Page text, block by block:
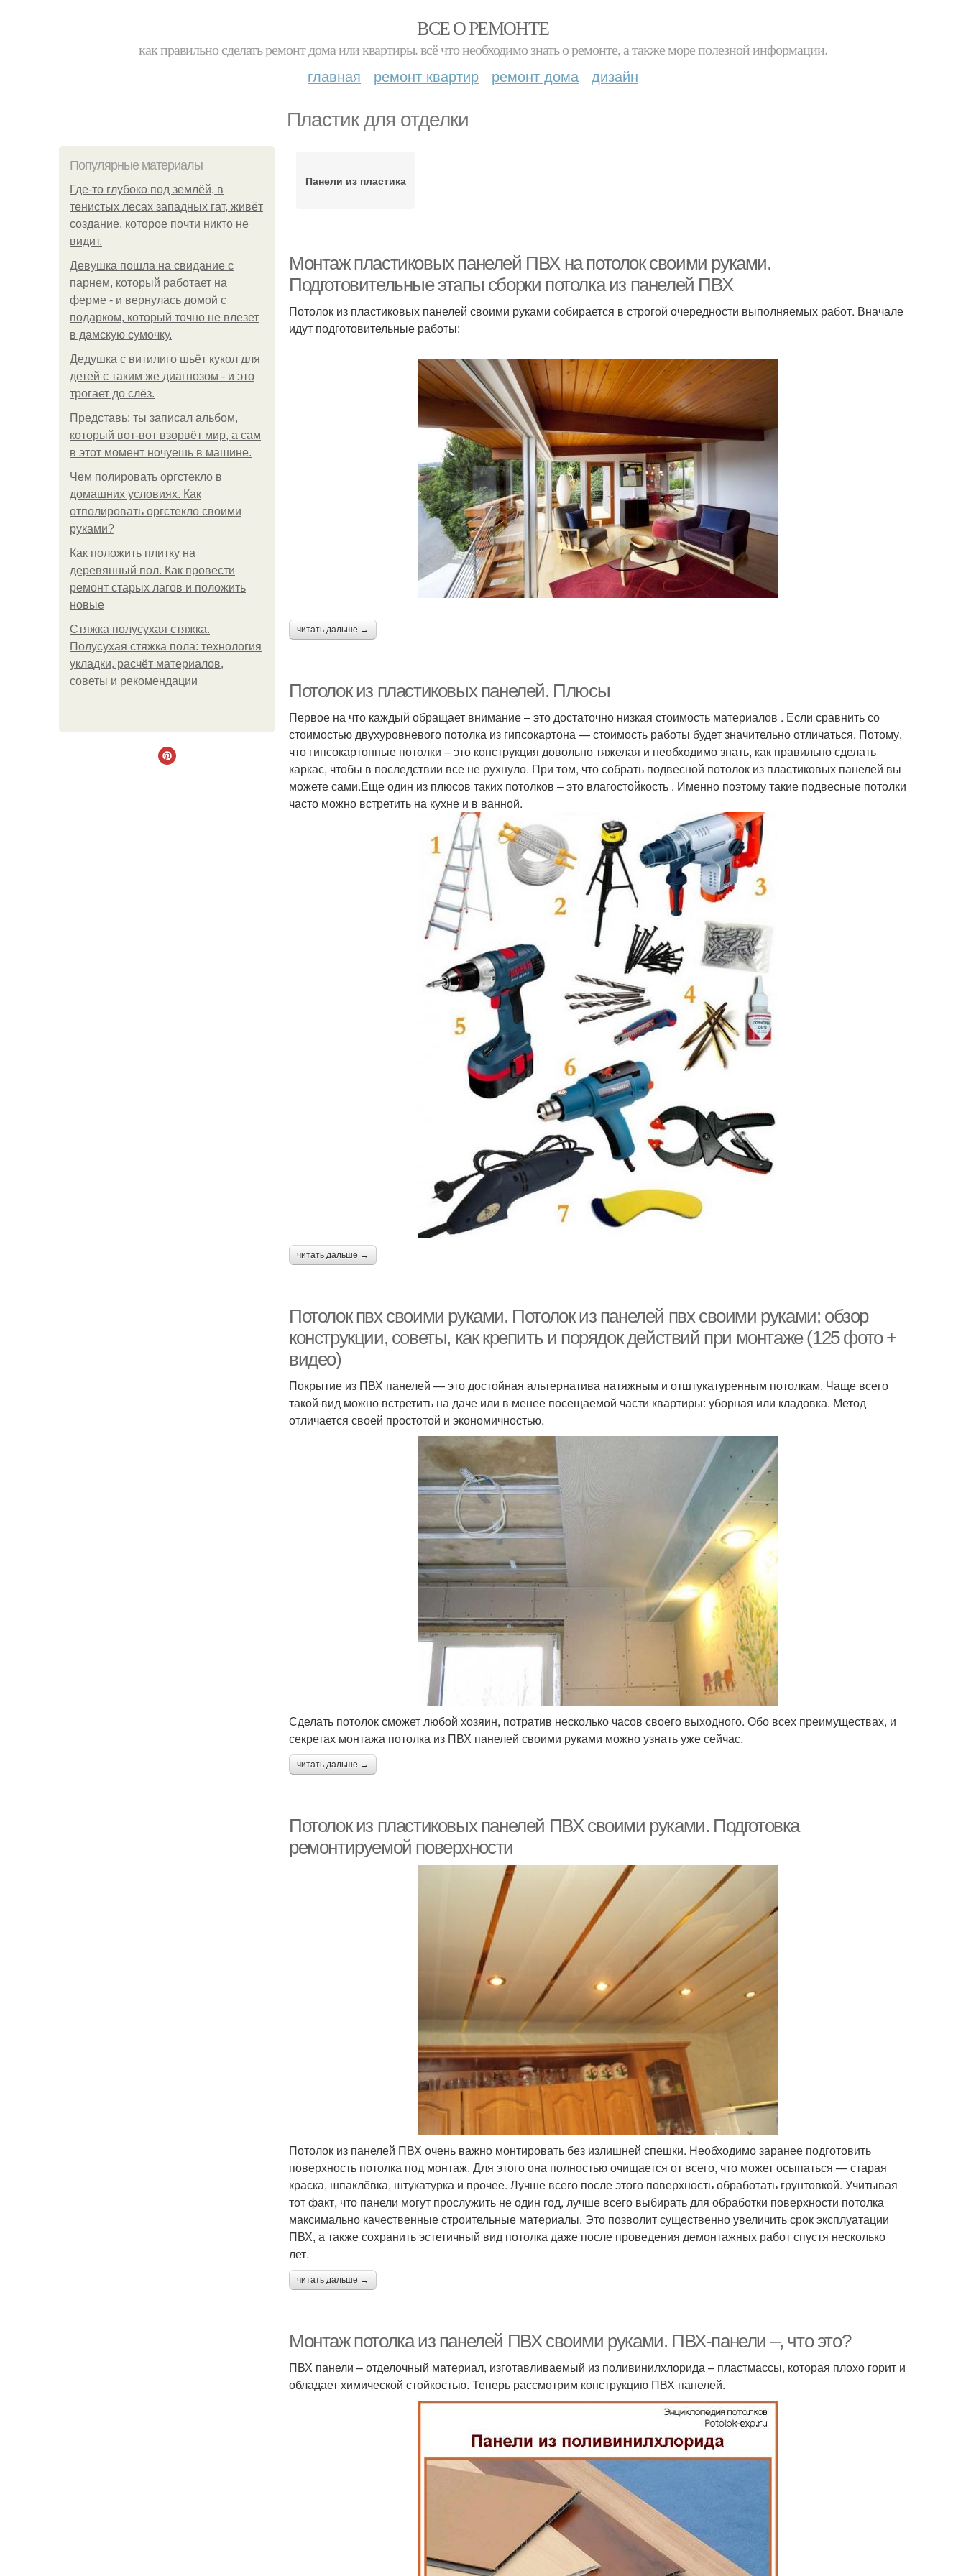
ВСЕ О РЕМОНТЕ
как правильно сделать ремонт дома или квартиры. всё что необходимо знать о ремонте, а также море полезной информации.
главная ремонт квартир ремонт дома дизайн
Пластик для отделки
Популярные материалы
Где-то глубоко под землёй, в
тенистых лесах западных гат, живёт
создание, которое почти никто не
видит.
Девушка пошла на свидание с
парнем, который работает на
ферме - и вернулась домой с
подарком, который точно не влезет
в дамскую сумочку.
Дедушка с витилиго шьёт кукол для
детей с таким же диагнозом - и это
трогает до слёз.
Представь: ты записал альбом,
который вот-вот взорвёт мир, а сам
в этот момент ночуешь в машине.
Чем полировать оргстекло в
домашних условиях. Как
отполировать оргстекло своими
руками?
Как положить плитку на
деревянный пол. Как провести
ремонт старых лагов и положить
новые
Стяжка полусухая стяжка.
Полусухая стяжка пола: технология
укладки, расчёт материалов,
советы и рекомендации
Панели из пластика
Монтаж пластиковых панелей ПВХ на потолок своими руками.
Подготовительные этапы сборки потолка из панелей ПВХ
Потолок из пластиковых панелей своими руками собирается в строгой очередности выполняемых работ. Вначале
идут подготовительные работы:
читать дальше →
Потолок из пластиковых панелей. Плюсы
Первое на что каждый обращает внимание – это достаточно низкая стоимость материалов . Если сравнить со
стоимостью двухуровневого потолка из гипсокартона — стоимость работы будет значительно отличаться. Потому,
что гипсокартонные потолки – это конструкция довольно тяжелая и необходимо знать, как правильно сделать
каркас, чтобы в последствии все не рухнуло. При том, что собрать подвесной потолок из пластиковых панелей вы
можете сами.Еще один из плюсов таких потолков – это влагостойкость . Именно поэтому такие подвесные потолки
часто можно встретить на кухне и в ванной.
читать дальше →
Потолок пвх своими руками. Потолок из панелей пвх своими руками: обзор
конструкции, советы, как крепить и порядок действий при монтаже (125 фото +
видео)
Покрытие из ПВХ панелей — это достойная альтернатива натяжным и отштукатуренным потолкам. Чаще всего
такой вид можно встретить на даче или в менее посещаемой части квартиры: уборная или кладовка. Метод
отличается своей простотой и экономичностью.
Сделать потолок сможет любой хозяин, потратив несколько часов своего выходного. Обо всех преимуществах, и
секретах монтажа потолка из ПВХ панелей своими руками можно узнать уже сейчас.
читать дальше →
Потолок из пластиковых панелей ПВХ своими руками. Подготовка
ремонтируемой поверхности
Потолок из панелей ПВХ очень важно монтировать без излишней спешки. Необходимо заранее подготовить
поверхность потолка под монтаж. Для этого она полностью очищается от всего, что может осыпаться — старая
краска, шпаклёвка, штукатурка и прочее. Лучше всего после этого поверхность обработать грунтовкой. Учитывая
тот факт, что панели могут прослужить не один год, лучше всего выбирать для обработки поверхности потолка
максимально качественные строительные материалы. Это позволит существенно увеличить срок эксплуатации
ПВХ, а также сохранить эстетичный вид потолка даже после проведения демонтажных работ спустя несколько
лет.
читать дальше →
Монтаж потолка из панелей ПВХ своими руками. ПВХ-панели –, что это?
ПВХ панели – отделочный материал, изготавливаемый из поливинилхлорида – пластмассы, которая плохо горит и
обладает химической стойкостью. Теперь рассмотрим конструкцию ПВХ панелей.